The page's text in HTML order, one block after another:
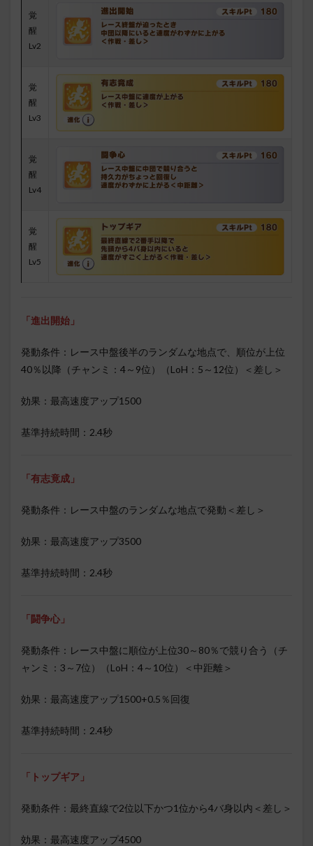
覚
醒
Lv2
覚
醒
Lv3
覚
醒
Lv4
覚
醒
Lv5
「進出開始」
発動条件：レース中盤後半のランダムな地点で、順位が上位
40％以降（チャンミ：4～9位）（LoH：5～12位）＜差し＞
効果：最高速度アップ1500
基準持続時間：2.4秒
「有志竟成」
発動条件：レース中盤のランダムな地点で発動＜差し＞
効果：最高速度アップ3500
基準持続時間：2.4秒
「闘争心」
発動条件：レース中盤に順位が上位30～80％で競り合う（チ
ャンミ：3～7位）（LoH：4～10位）＜中距離＞
効果：最高速度アップ1500+0.5％回復
基準持続時間：2.4秒
「トップギア」
発動条件：最終直線で2位以下かつ1位から4バ身以内＜差し＞
効果：最高速度アップ4500